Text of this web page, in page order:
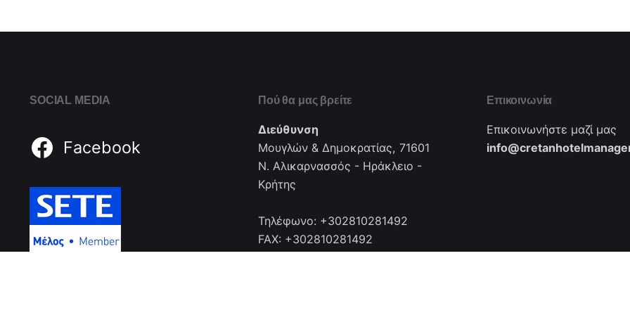
SOCIAL MEDIA
Facebook
Πού θα μας βρείτε
Διεύθυνση
Μουγλών & Δημοκρατίας, 71601
Ν. Αλικαρνασσός - Ηράκλειο -
Κρήτης
Τηλέφωνο: +302810281492
FAX: +302810281492
Επικοινωνία
Επικοινωνήστε μαζί μας